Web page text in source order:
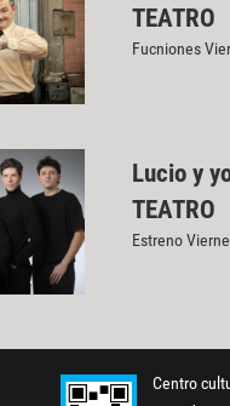
TEATRO
Fucniones
Lucio y
TEATRO
Estreno
Centro